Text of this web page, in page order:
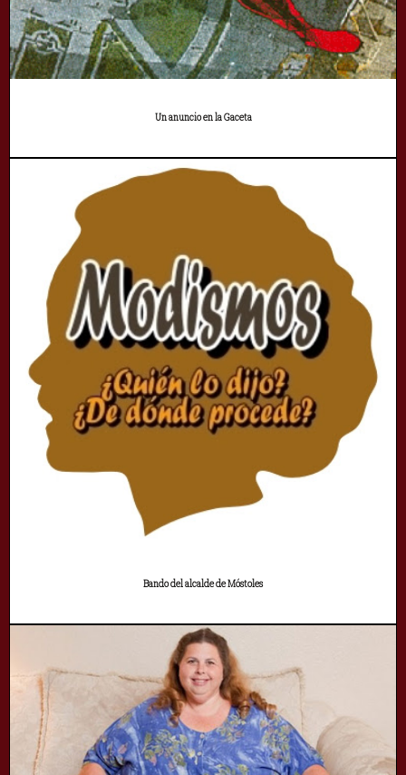
Un anuncio en la Gaceta
Bando del alcalde de Móstoles